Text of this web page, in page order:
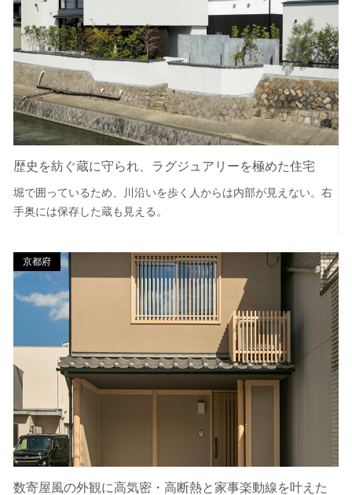
歴史を紡ぐ蔵に守られ、ラグジュアリーを極めた住宅
堀で囲っているため、川沿いを歩く人からは内部が見えない。右
手奥には保存した蔵も見える。
京都府
数寄屋風の外観に高気密・高断熱と家事楽動線を叶えた